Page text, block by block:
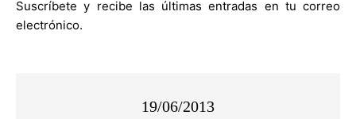
Suscríbete y recibe las últimas entradas en tu correo
electrónico.
19/06/2013